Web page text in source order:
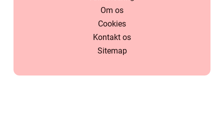
Om os
Cookies
Kontakt os
Sitemap